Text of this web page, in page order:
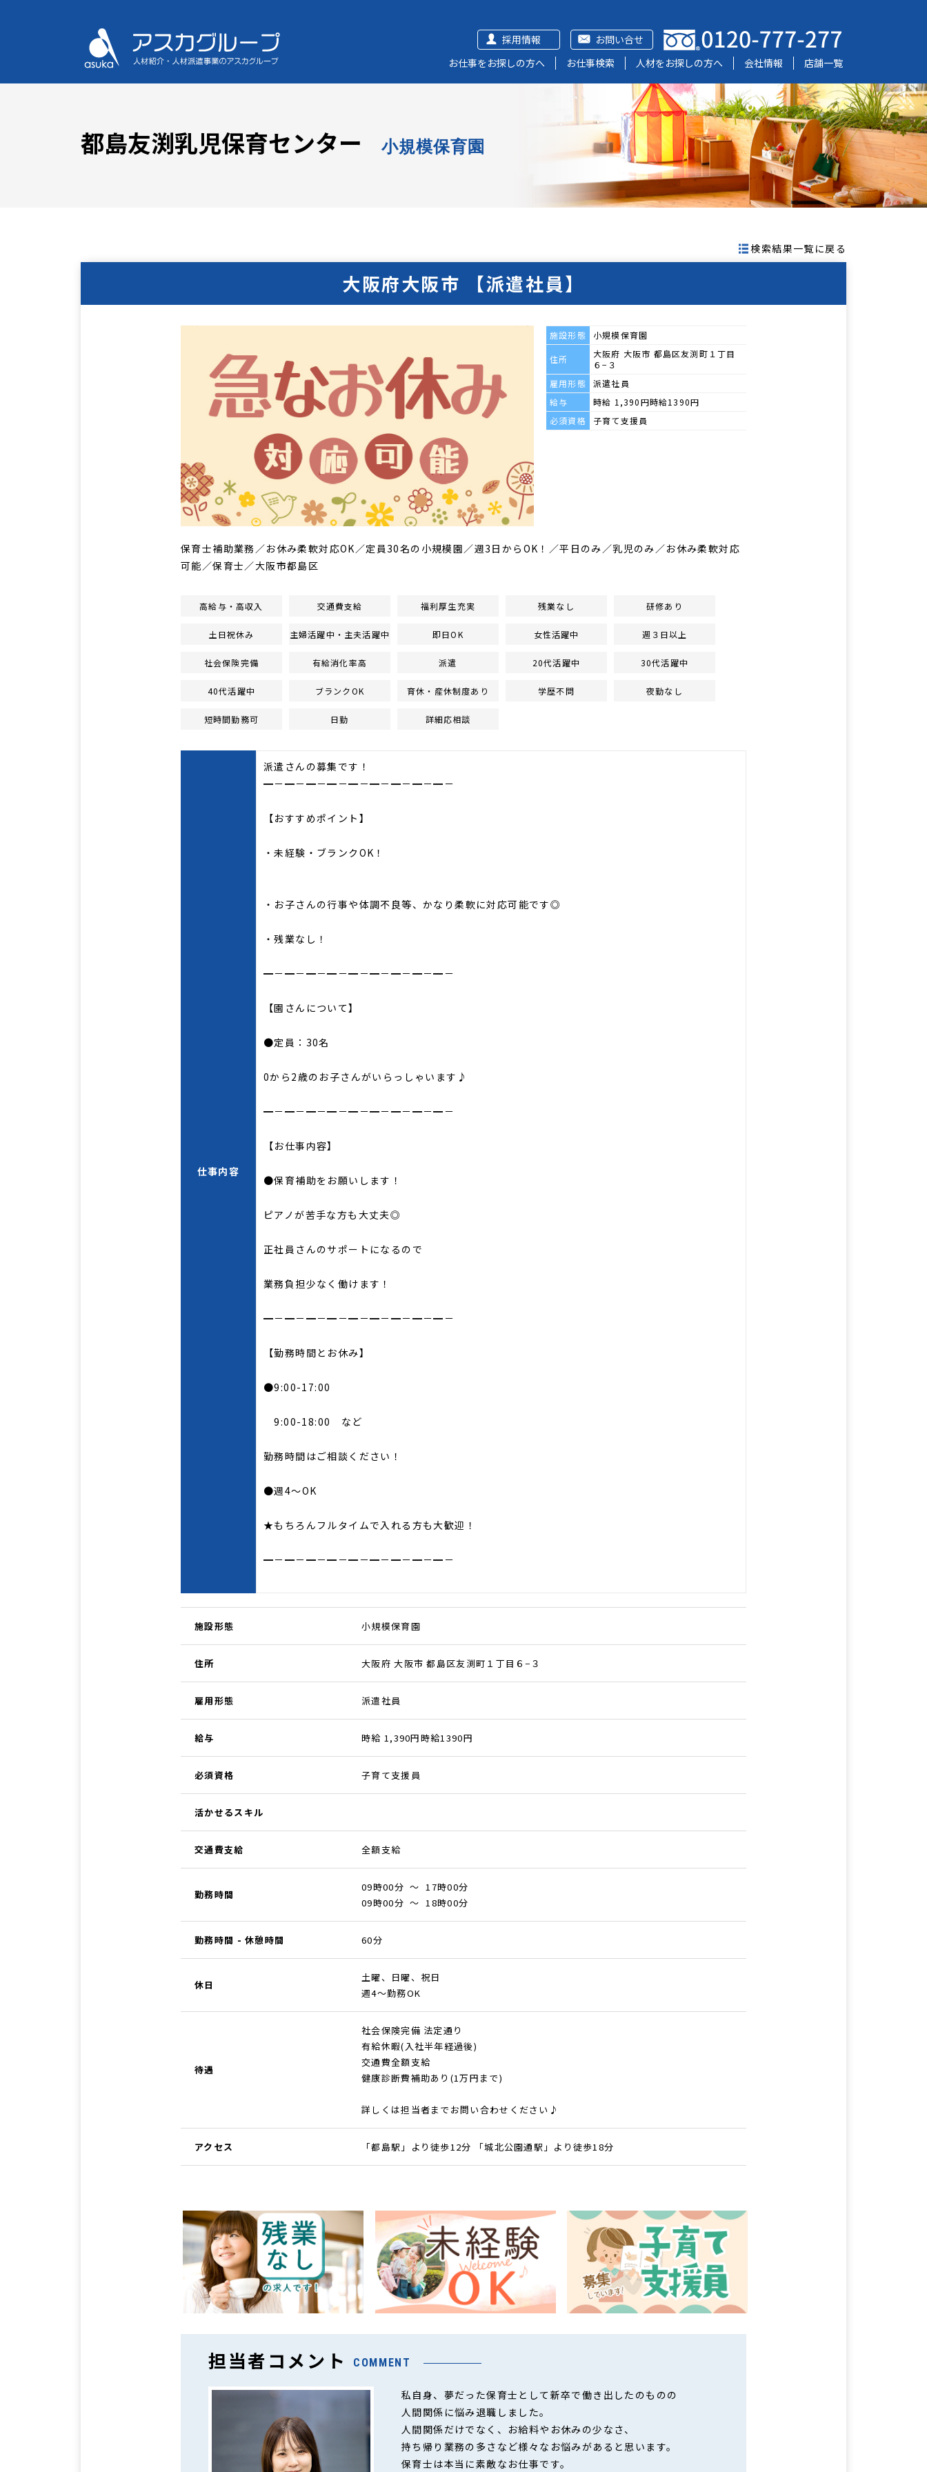
お問い合せ
採用情報
お仕事をお探しの方へ
お仕事検索 人材をお探しの方へ 会社情報 店舗一覧
都島友渕乳児保育センター 小規模保育園
検索結果一覧に戻る
大阪府大阪市 【派遣社員】
施設形態 小規模保育園
住所
大阪府 大阪市 都島区友渕町１丁目
６−３
雇用形態
派遣社員
給与
時給 1,390円時給1390円
必須資格
子育て支援員
保育士補助業務／お休み柔軟対応OK／定員30名の小規模園／週3日からOK！／平日のみ／乳児のみ／お休み柔軟対応
可能／保育士／大阪市都島区
高給与・高収入 交通費支給 福利厚生充実 残業なし 研修あり
土日祝休み 主婦活躍中・主夫活躍中 即日OK 女性活躍中 週３日以上
社会保険完備 有給消化率高 派遣 20代活躍中 30代活躍中
40代活躍中 ブランクOK 育休・産休制度あり 学歴不問 夜勤なし
短時間勤務可 日勤 詳細応相談
仕事内容
派遣さんの募集です！
━－━－━－━－━－━－━－━－━－
【おすすめポイント】
・未経験・ブランクOK！
・お子さんの行事や体調不良等、かなり柔軟に対応可能です◎
・残業なし！
━－━－━－━－━－━－━－━－━－
【園さんについて】
●定員：30名
0から2歳のお子さんがいらっしゃいます♪
━－━－━－━－━－━－━－━－━－
【お仕事内容】
●保育補助をお願いします！
ピアノが苦手な方も大丈夫◎
正社員さんのサポートになるので
業務負担少なく働けます！
━－━－━－━－━－━－━－━－━－
【勤務時間とお休み】
●9:00-17:00
9:00-18:00 など
勤務時間はご相談ください！
●週4～OK
★もちろんフルタイムで入れる方も大歓迎！
━－━－━－━－━－━－━－━－━－
施設形態 小規模保育園
住所 大阪府 大阪市 都島区友渕町１丁目６−３
雇用形態 派遣社員
給与 時給 1,390円時給1390円
必須資格 子育て支援員
活かせるスキル
交通費支給 全額支給
勤務時間
09時00分 ～ 17時00分
09時00分 ～ 18時00分
勤務時間 - 休憩時間 60分
休日
土曜、日曜、祝日
週4～勤務OK
待遇
社会保険完備 法定通り
有給休暇(入社半年経過後)
交通費全額支給
健康診断費補助あり(1万円まで)
詳しくは担当者までお問い合わせください♪
アクセス 「都島駅」より徒歩12分 「城北公園通駅」より徒歩18分
担当者コメント COMMENT
私自身、夢だった保育士として新卒で働き出したのものの
人間関係に悩み退職しました。
人間関係だけでなく、お給料やお休みの少なさ、
持ち帰り業務の多さなど様々なお悩みがあると思います。
保育士は本当に素敵なお仕事です。